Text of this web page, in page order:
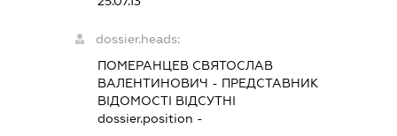
dossier.heads:
ПОМЕРАНЦЕВ СВЯТОСЛАВ
ВАЛЕНТИНОВИЧ - ПРЕДСТАВНИК
ВІДОМОСТІ ВІДСУТНІ
dossier.position -